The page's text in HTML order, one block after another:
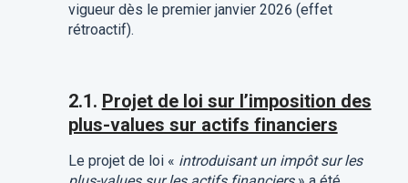
vigueur dès le premier janvier 2026 (effet
rétroactif).
2.1. Projet de loi sur l’imposition des
plus-values sur actifs financiers
Le projet de loi « introduisant un impôt sur les